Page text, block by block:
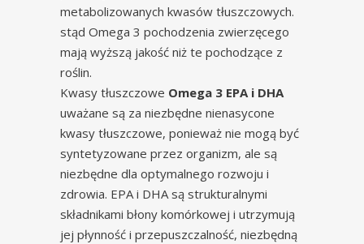
metabolizowanych kwasów tłuszczowych.
stąd Omega 3 pochodzenia zwierzęcego
mają wyższą jakość niż te pochodzące z
roślin.
Kwasy tłuszczowe Omega 3 EPA i DHA
uważane są za niezbędne nienasycone
kwasy tłuszczowe, ponieważ nie mogą być
syntetyzowane przez organizm, ale są
niezbędne dla optymalnego rozwoju i
zdrowia. EPA i DHA są strukturalnymi
składnikami błony komórkowej i utrzymują
jej płynność i przepuszczalność, niezbędną